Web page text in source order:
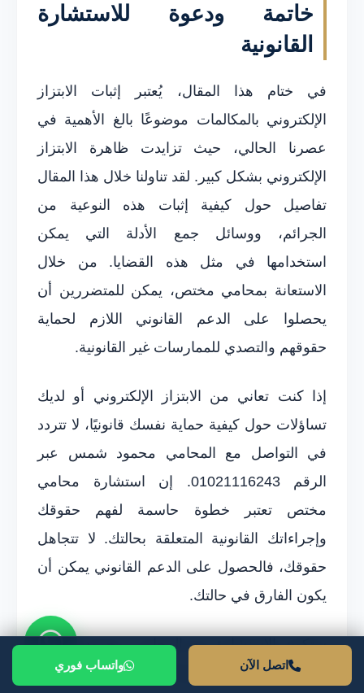
خاتمة ودعوة للاستشارة
القانونية
في ختام هذا المقال، يُعتبر إثبات الابتزاز
الإلكتروني بالمكالمات موضوعًا بالغ الأهمية في
عصرنا الحالي، حيث تزايدت ظاهرة الابتزاز
الإلكتروني بشكل كبير. لقد تناولنا خلال هذا المقال
تفاصيل حول كيفية إثبات هذه النوعية من
الجرائم، ووسائل جمع الأدلة التي يمكن
استخدامها في مثل هذه القضايا. من خلال
الاستعانة بمحامي مختص، يمكن للمتضررين أن
يحصلوا على الدعم القانوني اللازم لحماية
حقوقهم والتصدي للممارسات غير القانونية.
إذا كنت تعاني من الابتزاز الإلكتروني أو لديك
تساؤلات حول كيفية حماية نفسك قانونيًا، لا تتردد
في التواصل مع المحامي محمود شمس عبر
الرقم 01021116243. إن استشارة محامي
مختص تعتبر خطوة حاسمة لفهم حقوقك
وإجراءاتك القانونية المتعلقة بحالتك. لا تتجاهل
حقوقك، فالحصول على الدعم القانوني يمكن أن
يكون الفارق في حالتك.
ستكون الاستشارة مع المحامي محمود شمس
فرصة جيدة لتحقيق نتائج أفضل في قضيتك، حيث
اتصل الآن واتساب فوري